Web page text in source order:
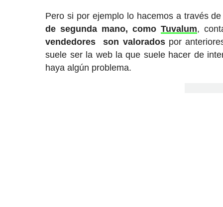
Pero si por ejemplo lo hacemos a través
de segunda mano, comoTuvalum,
vendedores son valoradospor
suele ser la web la que suele hacer de
haya algún problema.